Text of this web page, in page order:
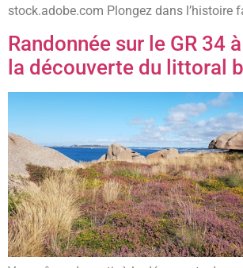
stock.adobe.com Plongez dans l’histoire
Randonnée sur le GR 34
la découverte du littoral